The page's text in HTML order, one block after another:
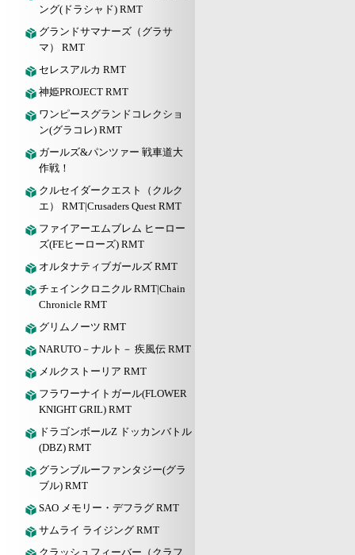
ング(ドラシャド) RMT
グランドサマナーズ（グラサ
マ） RMT
セレスアルカ RMT
神姫PROJECT RMT
ワンピースグランドコレクショ
ン(グラコレ) RMT
ガールズ&パンツァー 戦車道大
作戦！
クルセイダークエスト（クルク
エ） RMT|Crusaders Quest RMT
ファイアーエムブレム ヒーロー
ズ(FEヒーローズ) RMT
オルタナティブガールズ RMT
チェインクロニクル RMT|Chain
Chronicle RMT
グリムノーツ RMT
NARUTO－ナルト－ 疾風伝 RMT
メルクストーリア RMT
フラワーナイトガール(FLOWER
KNIGHT GRIL) RMT
ドラゴンボールZ ドッカンバトル
(DBZ) RMT
グランブルーファンタジー(グラ
ブル) RMT
SAO メモリー・デフラグ RMT
サムライ ライジング RMT
クラッシュフィーバー（クラフ